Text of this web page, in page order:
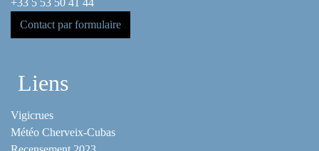
+33 5 53 50 41 44
Contact par formulaire
Liens
Vigicrues
Météo Cherveix-Cubas